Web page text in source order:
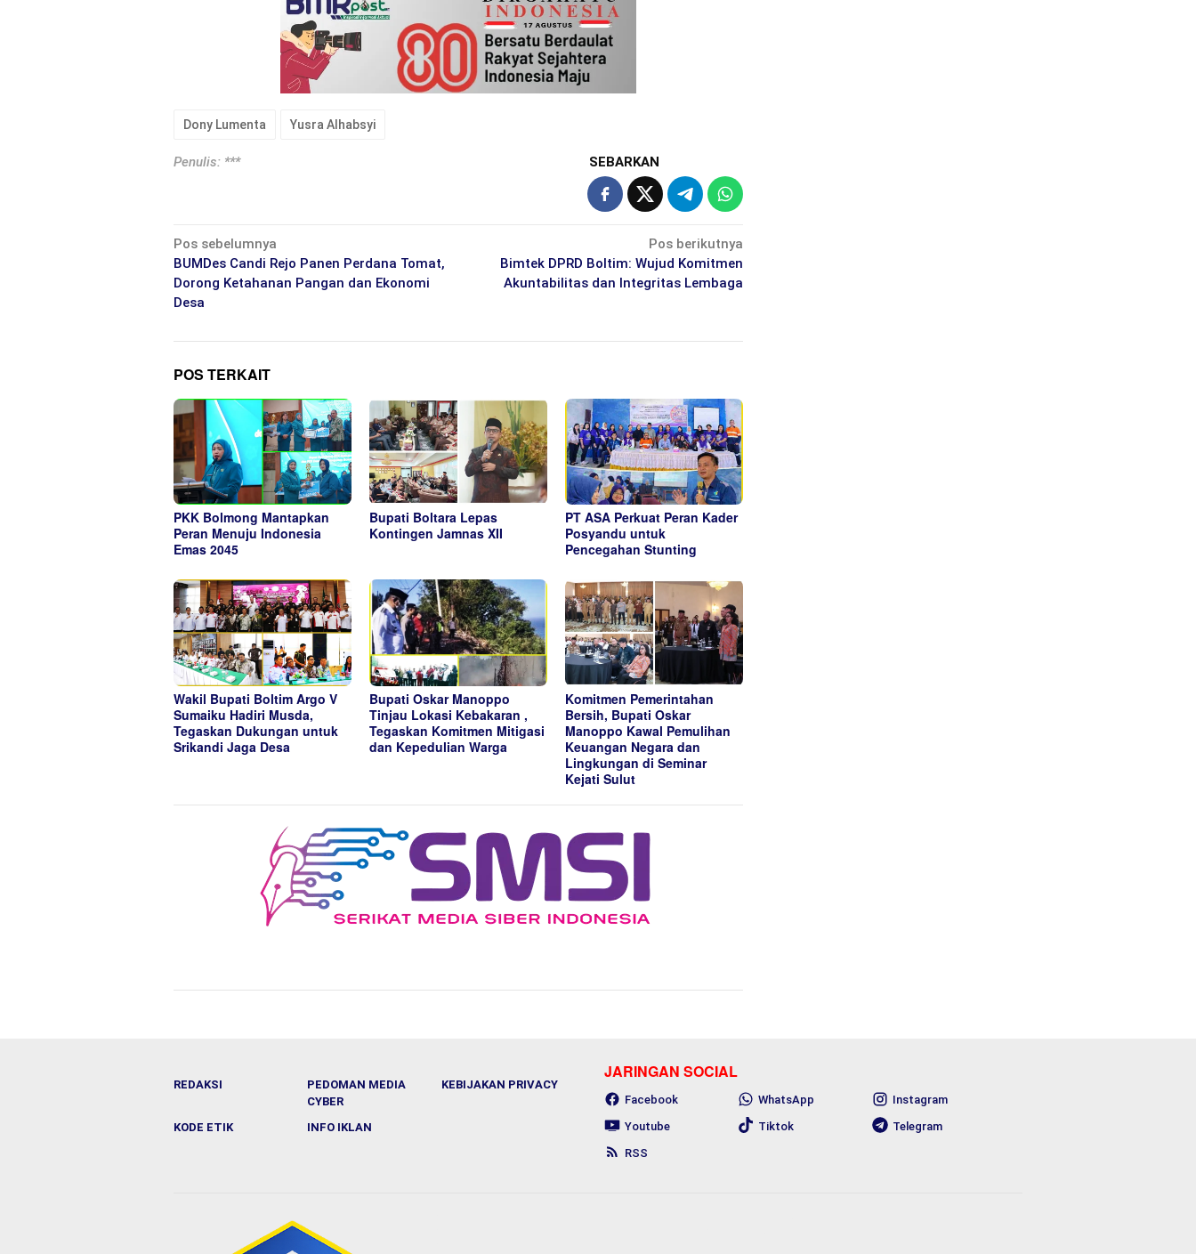
Dony Lumenta Yusra Alhabsyi
Penulis: *** SEBARKAN
Navigasi
pos
Pos sebelumnya
BUMDes Candi Rejo Panen Perdana Tomat,
Dorong Ketahanan Pangan dan Ekonomi
Desa
Pos berikutnya
Bimtek DPRD Boltim: Wujud Komitmen
Akuntabilitas dan Integritas Lembaga
POS TERKAIT
PKK Bolmong Mantapkan
Peran Menuju Indonesia
Emas 2045
Bupati Boltara Lepas
Kontingen Jamnas XII
PT ASA Perkuat Peran Kader
Posyandu untuk
Pencegahan Stunting
Wakil Bupati Boltim Argo V
Sumaiku Hadiri Musda,
Tegaskan Dukungan untuk
Srikandi Jaga Desa
Bupati Oskar Manoppo
Tinjau Lokasi Kebakaran ,
Tegaskan Komitmen Mitigasi
dan Kepedulian Warga
Komitmen Pemerintahan
Bersih, Bupati Oskar
Manoppo Kawal Pemulihan
Keuangan Negara dan
Lingkungan di Seminar
Kejati Sulut
REDAKSI
PEDOMAN MEDIA
CYBER
KEBIJAKAN PRIVACY
KODE ETIK INFO IKLAN
JARINGAN SOCIAL
Facebook WhatsApp
Instagram
Youtube
Tiktok
Telegram
RSS